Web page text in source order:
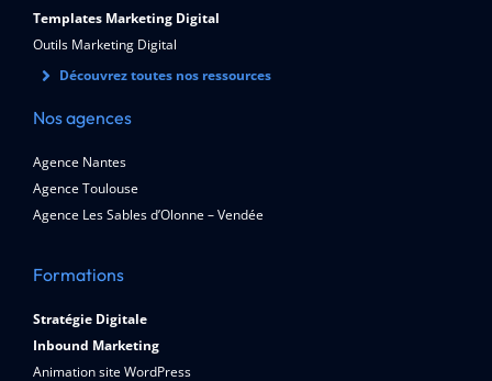
Templates Marketing Digital
Outils Marketing Digital
Découvrez toutes nos ressources
Nos agences
Agence Nantes
Agence Toulouse
Agence Les Sables d’Olonne – Vendée
Formations
Stratégie Digitale
Inbound Marketing
Animation site WordPress